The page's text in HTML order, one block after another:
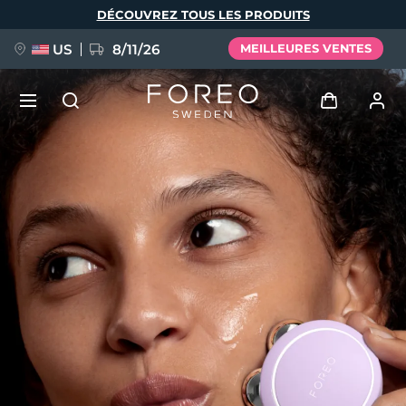
DÉCOUVREZ TOUS LES PRODUITS
US 8/11/26 MEILLEURES VENTES
Se connecter
Profil de l'utilisateur
Mes appareils
Mes commandes
Mes adresses
Mes abonnements
NOUVEAU
FAQ™ Pure Beauty-Tech Elixir
BREAKING NEWS
issa™ Teeth Whitening Set
English Deutsch
Español
Français
Italiano
Português
Polski
Svenska
Türkçe
简体中文 繁體中文